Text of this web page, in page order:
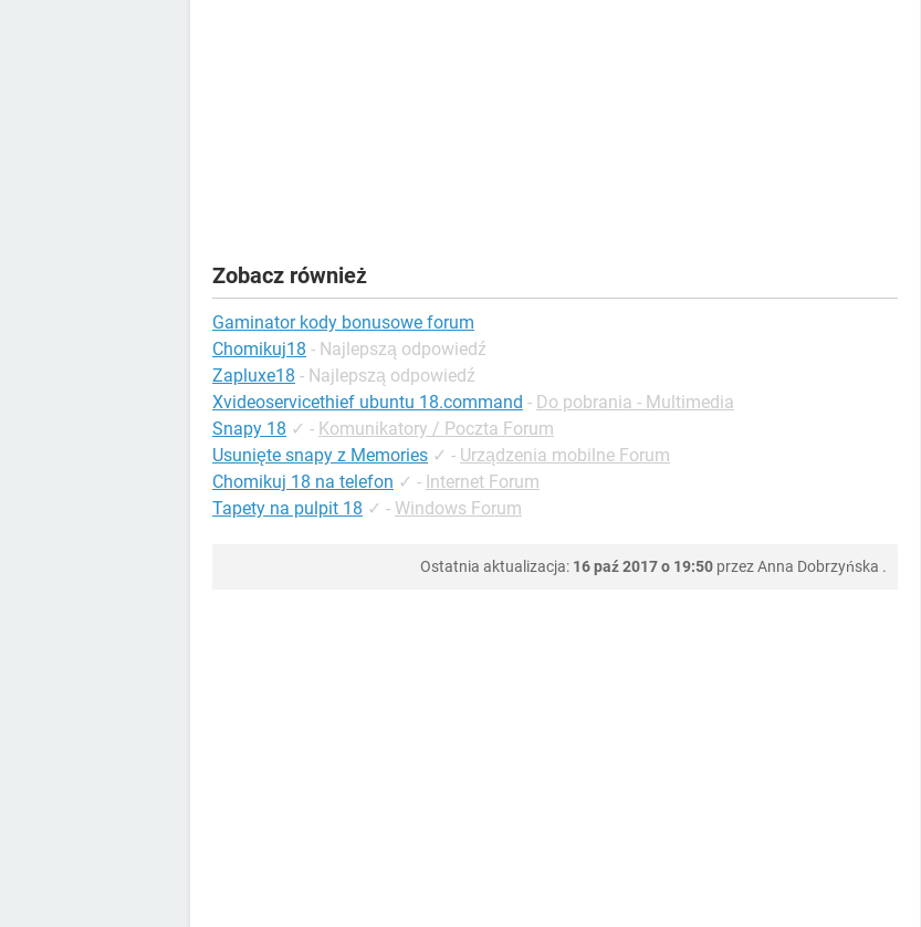
Zobacz również
Gaminator kody bonusowe forum
Chomikuj18 - Najlepszą odpowiedź
Zapluxe18 - Najlepszą odpowiedź
Xvideoservicethief ubuntu 18.command - Do pobrania - Multimedia
Snapy 18 ✓ - Komunikatory / Poczta Forum
Usunięte snapy z Memories ✓ - Urządzenia mobilne Forum
Chomikuj 18 na telefon ✓ - Internet Forum
Tapety na pulpit 18 ✓ - Windows Forum
Ostatnia aktualizacja: 16 paź 2017 o 19:50 przezAnna Dobrzyńska .